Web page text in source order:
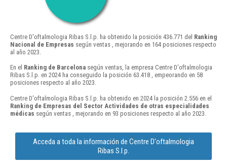
Centre D'oftalmologia Ribas S.l.p. ha obtenido la posición 436.771 del Ranking
Nacional de Empresas según ventas , mejorando en 164 posiciones respecto
al año 2023.
En el Ranking de Barcelona según ventas, la empresa Centre D'oftalmologia
Ribas S.l.p. en 2024 ha conseguido la posición 63.418 , empeorando en 58
posiciones respecto al año 2023.
Centre D'oftalmologia Ribas S.l.p. ha obtenido en 2024 la posición 2.556 en el
Ranking de Empresas del Sector Actividades de otras especialidades
médicas según ventas , mejorando en 93 posiciones respecto al año 2023.
Acceda a toda la información de Centre D'oftalmologia
Ribas S.l.p.